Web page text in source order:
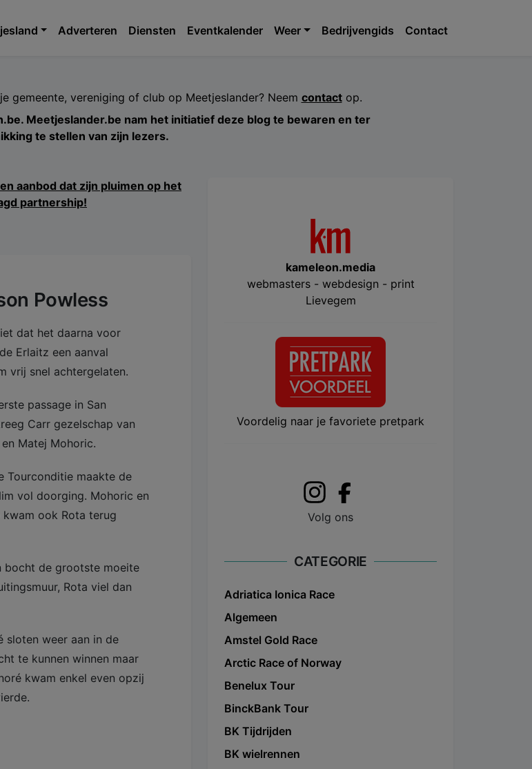
Adverteren Diensten Eventkalender Weer Bedrijvengids Contact
gemeente, vereniging of club op Meetjeslander? Neem contactop.
Meetjeslander.be nam het initiatief deze blog te bewaren en ter
te stellen van zijn lezers.
Powless
dat het daarna voor
Erlaitz een aanval
vrij snel achtergelaten.
passage in San
Carr gezelschap van
Matej Mohoric.
Tourconditie maakte de
vol doorging. Mohoric en
ook Rota terug
bocht de grootste moeite
Rota viel dan
sloten weer aan in de
te kunnen winnen maar
kwam enkel even opzij
kameleon.media
webmasters - webdesign - print
Lievegem
Voordelig naar je favoriete pretpark
Volg ons
CATEGORIE
Adriatica Ionica Race
Algemeen
Amstel Gold Race
Arctic Race of Norway
Benelux Tour
BinckBank Tour
BK Tijdrijden
BK wielrennen